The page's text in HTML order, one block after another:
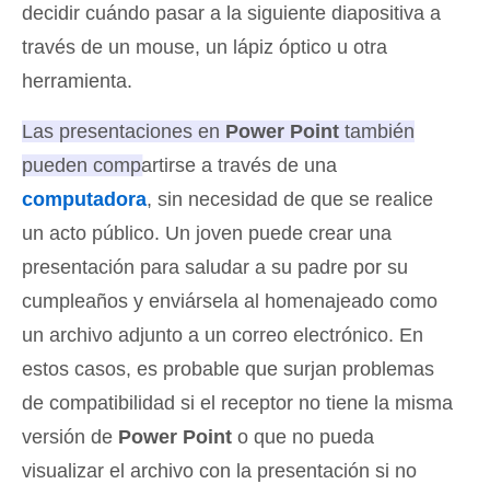
decidir cuándo pasar a la siguiente diapositiva a
través de un mouse, un lápiz óptico u otra
herramienta.
Las presentaciones en Power Point también
pueden compartirse a través de una
computadora, sin necesidad de que se realice
un acto público. Un joven puede crear una
presentación para saludar a su padre por su
cumpleaños y enviársela al homenajeado como
un archivo adjunto a un correo electrónico. En
estos casos, es probable que surjan problemas
de compatibilidad si el receptor no tiene la misma
versión de Power Point o que no pueda
visualizar el archivo con la presentación si no